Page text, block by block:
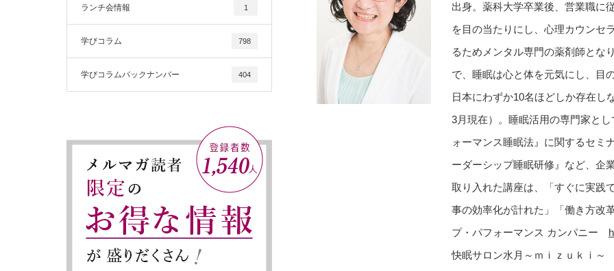
出身。薬科大学卒業後、営業職に
を目の当たりにし、心理カウンセ
るためメンタル専門の薬剤師とな
で、睡眠は心と体を元気にし、目
日本にわずか10名ほどしか存在し
3月現在）。睡眠活用の専門家と
ォーマンス睡眠法』に関するセミ
ーダーシップ睡眠研修』など、企
取り入れた講座は、「すぐに実践
事の効率化が計れた」「働き方改
プ・パフォーマンス カンパニー
快眠サロン水月～ｍｉｚｕｋ
ランチ会情報 1
学びコラム 798
学びコラムバックナンバー 404